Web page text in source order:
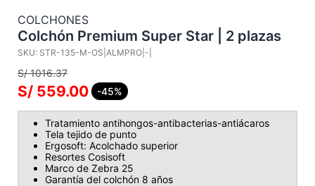
COLCHONES
Colchón Premium Super Star | 2 plazas
SKU: STR-135-M-OS|ALMPRO|-|
S/ 1016.37
S/ 559.00 -45%
Tratamiento antihongos-antibacterias-antiácaros
Tela tejido de punto
Ergosoft: Acolchado superior
Resortes Cosisoft
Marco de Zebra 25
Garantía del colchón 8 años